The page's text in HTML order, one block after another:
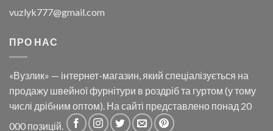
vuzlyk777@gmail.com
ПРО НАС
«Вузлик» — інтернет-магазин, який спеціалізується на
продажу швейної фурнітури в роздріб та гуртом (у тому
числі дрібним оптом). На сайті представлено понад 20
000 позицій.